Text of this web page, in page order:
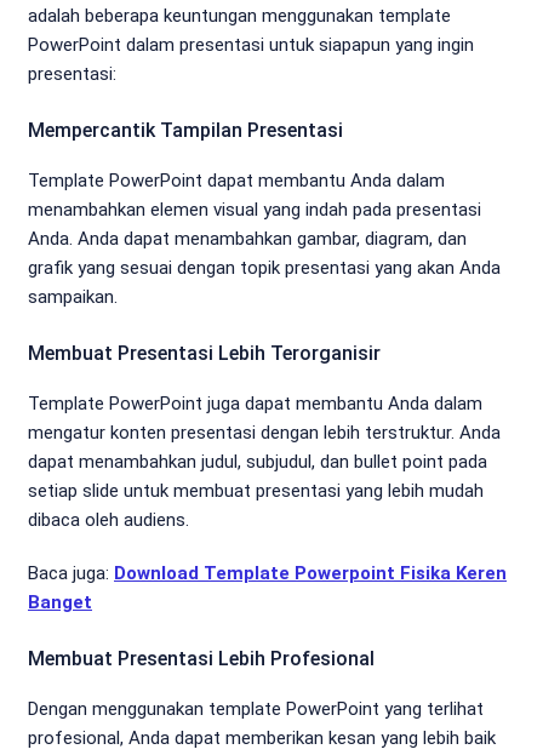
adalah beberapa keuntungan menggunakan template
PowerPoint dalam presentasi untuk siapapun yang ingin
presentasi:
Mempercantik Tampilan Presentasi
Template PowerPoint dapat membantu Anda dalam
menambahkan elemen visual yang indah pada presentasi
Anda. Anda dapat menambahkan gambar, diagram, dan
grafik yang sesuai dengan topik presentasi yang akan Anda
sampaikan.
Membuat Presentasi Lebih Terorganisir
Template PowerPoint juga dapat membantu Anda dalam
mengatur konten presentasi dengan lebih terstruktur. Anda
dapat menambahkan judul, subjudul, dan bullet point pada
setiap slide untuk membuat presentasi yang lebih mudah
dibaca oleh audiens.
Baca juga: Download Template Powerpoint Fisika Keren
Banget
Membuat Presentasi Lebih Profesional
Dengan menggunakan template PowerPoint yang terlihat
profesional, Anda dapat memberikan kesan yang lebih baik